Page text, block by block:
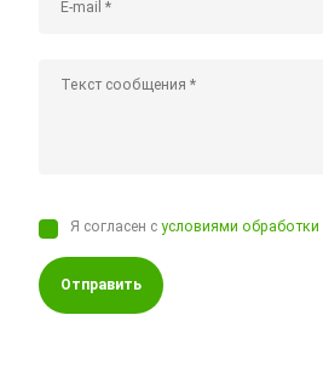
Я согласен сусловиями обработки
Отправить